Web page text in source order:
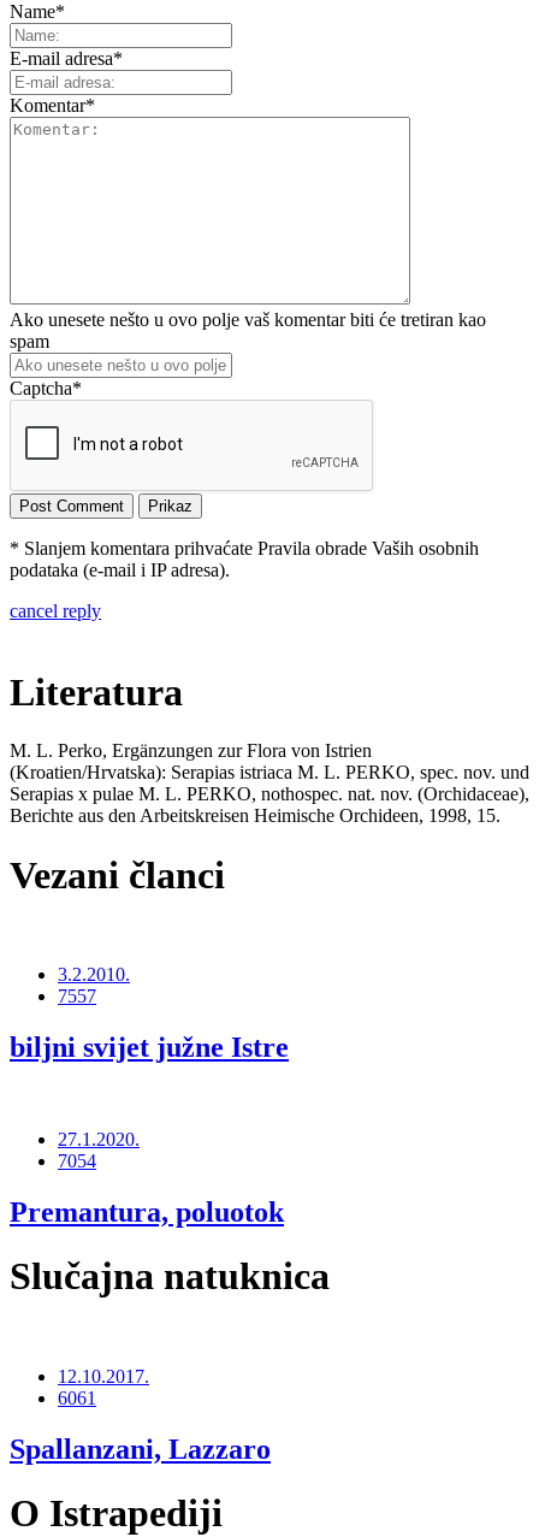
Name*
E-mail adresa*
Komentar*
Ako unesete nešto u ovo polje vaš komentar biti će tretiran kao
spam
Captcha*
* Slanjem komentara prihvaćate Pravila obrade Vaših osobnih
podataka (e-mail i IP adresa).
cancel reply
Literatura
M. L. Perko, Ergänzungen zur Flora von Istrien
(Kroatien/Hrvatska): Serapias istriaca M. L. PERKO, spec. nov. und
Serapias x pulae M. L. PERKO, nothospec. nat. nov. (Orchidaceae),
Berichte aus den Arbeitskreisen Heimische Orchideen, 1998, 15.
Vezani članci
3.2.2010.
7557
biljni svijet južne Istre
27.1.2020.
7054
Premantura, poluotok
Slučajna natuknica
12.10.2017.
6061
Spallanzani, Lazzaro
O Istrapediji